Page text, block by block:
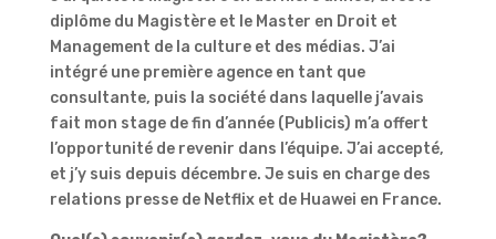
diplôme du Magistère et le Master en Droit et
Management de la culture et des médias. J’ai
intégré une première agence en tant que
consultante, puis la société dans laquelle j’avais
fait mon stage de fin d’année (Publicis) m’a offert
l’opportunité de revenir dans l’équipe. J’ai accepté,
et j’y suis depuis décembre. Je suis en charge des
relations presse de Netflix et de Huawei en France.